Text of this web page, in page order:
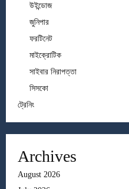
উইন্ডোজ
জুনিপার
ফরটিনেট
মাইক্রোটিক
সাইবার নিরাপত্তা
সিসকো
ট্রেনিং
Archives
August 2026